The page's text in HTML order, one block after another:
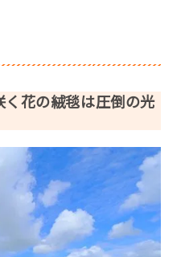
花の絨毯は圧倒の光